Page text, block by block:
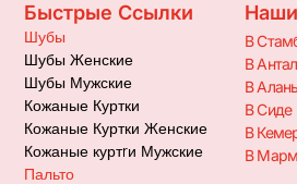
Быстрые Ссылки
Шубы
Шубы Женские
Шубы Мужские
Кожаные Куртки
Кожаные Куртки Женские
Кожаные куртrи Мужские
Пальто
В
В
В
В Сиде
В
В